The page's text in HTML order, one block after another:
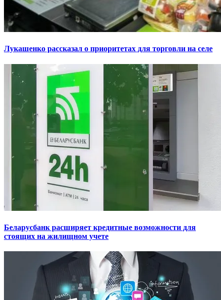
Лукашенко рассказал о приоритетах для торговли на селе
Беларусбанк расширяет кредитные возможности для
стоящих на жилищном учете